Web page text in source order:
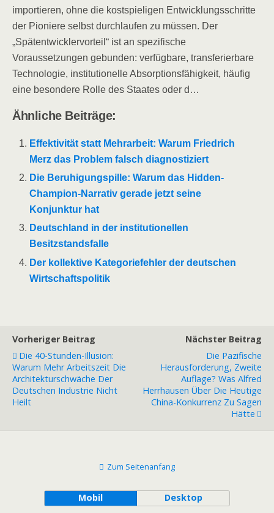
importieren, ohne die kostspieligen Entwicklungsschritte
der Pioniere selbst durchlaufen zu müssen. Der
„Spätentwicklervorteil“ ist an spezifische
Voraussetzungen gebunden: verfügbare, transferierbare
Technologie, institutionelle Absorptionsfähigkeit, häufig
eine besondere Rolle des Staates oder d…
Ähnliche Beiträge:
Effektivität statt Mehrarbeit: Warum Friedrich
Merz das Problem falsch diagnostiziert
Die Beruhigungspille: Warum das Hidden-
Champion-Narrativ gerade jetzt seine
Konjunktur hat
Deutschland in der institutionellen
Besitzstandsfalle
Der kollektive Kategoriefehler der deutschen
Wirtschaftspolitik
Vorheriger Beitrag
Die 40-Stunden-Illusion:
Warum Mehr Arbeitszeit Die
Architekturschwäche Der
Deutschen Industrie Nicht
Heilt
Nächster Beitrag
Die Pazifische
Herausforderung, Zweite
Auflage? Was Alfred
Herrhausen Über Die Heutige
China-Konkurrenz Zu Sagen
Hätte
Zum Seitenanfang
Mobil Desktop